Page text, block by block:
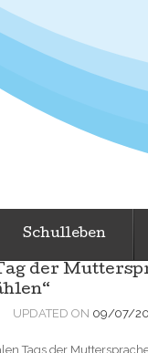
Schulleben
der
UPDATED ON 09/07/
Tags der